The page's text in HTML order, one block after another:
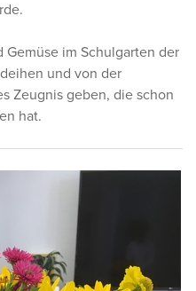
im Schulgarten der
und von der
Zeugnis geben, die schon
hat.